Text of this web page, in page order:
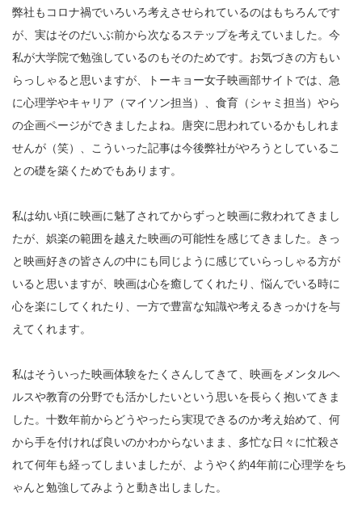
弊社もコロナ禍でいろいろ考えさせられているのはもちろんです
が、実はそのだいぶ前から次なるステップを考えていました。今
私が大学院で勉強しているのもそのためです。お気づきの方もい
らっしゃると思いますが、トーキョー女子映画部サイトでは、急
に心理学やキャリア（マイソン担当）、食育（シャミ担当）やら
の企画ページができましたよね。唐突に思われているかもしれま
せんが（笑）、こういった記事は今後弊社がやろうとしているこ
との礎を築くためでもあります。
私は幼い頃に映画に魅了されてからずっと映画に救われてきまし
たが、娯楽の範囲を越えた映画の可能性を感じてきました。きっ
と映画好きの皆さんの中にも同じように感じていらっしゃる方が
いると思いますが、映画は心を癒してくれたり、悩んでいる時に
心を楽にしてくれたり、一方で豊富な知識や考えるきっかけを与
えてくれます。
私はそういった映画体験をたくさんしてきて、映画をメンタルヘ
ルスや教育の分野でも活かしたいという思いを長らく抱いてきま
した。十数年前からどうやったら実現できるのか考え始めて、何
から手を付ければ良いのかわからないまま、多忙な日々に忙殺さ
れて何年も経ってしまいましたが、ようやく約4年前に心理学をち
ゃんと勉強してみようと動き出しました。